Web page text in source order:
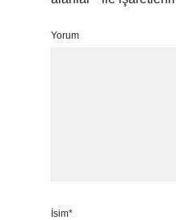
Yorum
İsim*